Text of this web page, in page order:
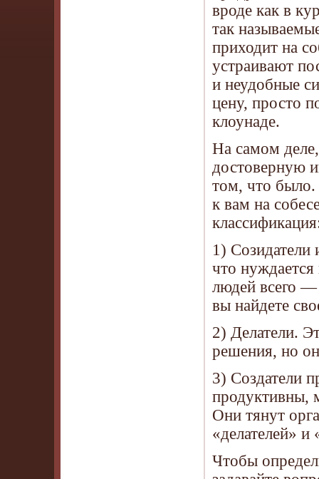
вроде как в
так
приходит на
устраивают
и неудобные
цену, просто
клоунаде.
На самом деле,
достоверную
том, что было.
к вам на
1)
что
людей всего —
вы найдете
2) Делатели.
решения, но
3) Создатели
продуктивны,
Они тянут
«делателей» и
Чтобы